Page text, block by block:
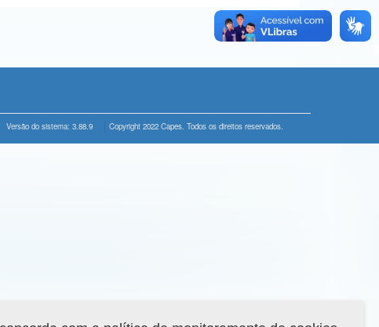
Versão do sistema: 3.88.9 Copyright 2022 Capes. Todos os direitos reservados.